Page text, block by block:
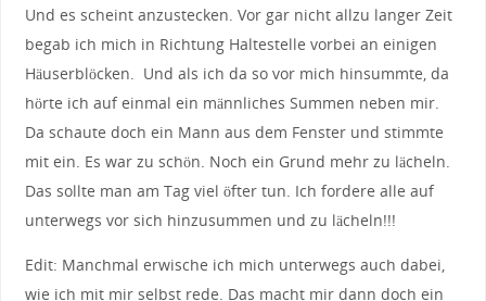
Und es scheint anzustecken. Vor gar nicht allzu langer Zeit
begab ich mich in Richtung Haltestelle vorbei an einigen
Häuserblöcken. Und als ich da so vor mich hinsummte, da
hörte ich auf einmal ein männliches Summen neben mir.
Da schaute doch ein Mann aus dem Fenster und stimmte
mit ein. Es war zu schön. Noch ein Grund mehr zu lächeln.
Das sollte man am Tag viel öfter tun. Ich fordere alle auf
unterwegs vor sich hinzusummen und zu lächeln!!!
Edit: Manchmal erwische ich mich unterwegs auch dabei,
wie ich mit mir selbst rede. Das macht mir dann doch ein